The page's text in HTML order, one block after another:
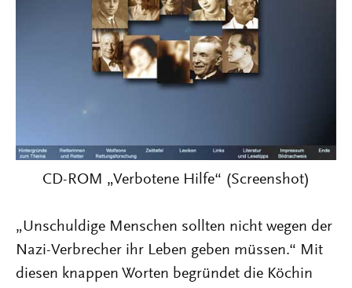
CD-ROM „Verbotene Hilfe“ (Screenshot)
„Unschuldige Menschen sollten nicht wegen der
Nazi-Verbrecher ihr Leben geben müssen.“ Mit
diesen knappen Worten begründet die Köchin